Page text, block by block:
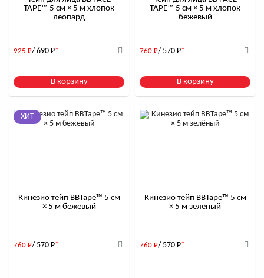
TAPE™ 5 см × 5 м хлопок
леопард
925 Р/ 690 Р*
В корзину
TAPE™ 5 см × 5 м хлопок
бежевый
760 Р/ 570 Р*
В корзину
ХИТ
Кинезио тейп BBTape™ 5 см
× 5 м бежевый
760 Р/ 570 Р*
Кинезио тейп BBTape™ 5 см
× 5 м зелёный
760 Р/ 570 Р*